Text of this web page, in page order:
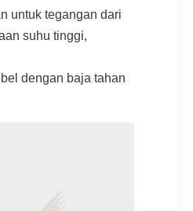
untuk tegangan dari
suhu tinggi,
dengan baja tahan